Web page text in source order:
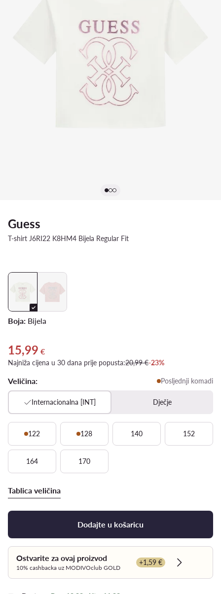
Guess
T-shirt J6RI22 K8HM4 Bijela Regular Fit
Boja: Bijela
Trenutna cijena 15,99 €
15,99 €
Najniža cijena u 30 dana prije popusta:20,99 €-23%
Veličina: Posljednji komadi
Internacionalna [INT] Dječje
122 128 140 152
164 170
Tablica veličina
Dodajte u košaricu
Ostvarite za ovaj proizvod
10% cashbacka uz MODIVOclub GOLD
+1,59 €
Dowiedz